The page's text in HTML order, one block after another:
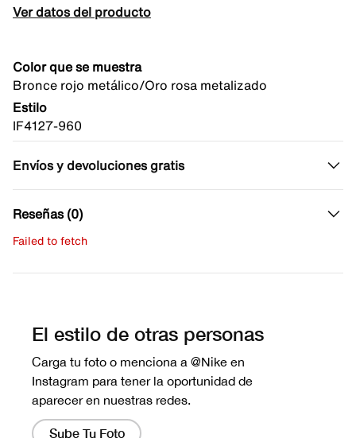
Ver datos del producto
Color que se muestra
Bronce rojo metálico/Oro rosa metalizado
Estilo
IF4127-960
Envíos y devoluciones gratis
Reseñas (0)
Failed to fetch